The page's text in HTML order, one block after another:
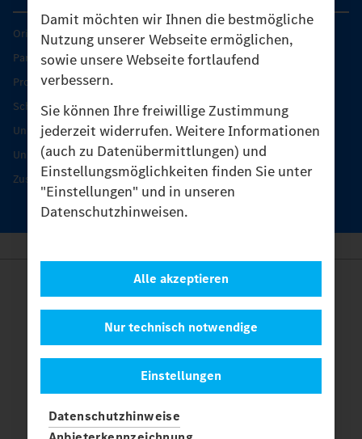
Damit möchten wir Ihnen die bestmögliche
Nutzung unserer Webseite ermöglichen,
sowie unsere Webseite fortlaufend
verbessern.
Sie können Ihre freiwillige Zustimmung
jederzeit widerrufen. Weitere Informationen
(auch zu Datenübermittlungen) und
Einstellungsmöglichkeiten finden Sie unter
"Einstellungen" und in unseren
Datenschutzhinweisen.
Einstellungen
Nur technisch notwendige
Alle akzeptieren
Datenschutzhinweise
Original-Teile
Partner finden
Produkt-Highlights
Schutz und Werterhalt
Unimog Serviceangebot
Unimog Servicetage
Zusatzleistungen
Anbieter
Kontakt
Datenschutz
Einstellungen
© 2026 Daimler Truck AG. Alle Rechte vorbehalten.
Mercedes-Benz sind Marken der